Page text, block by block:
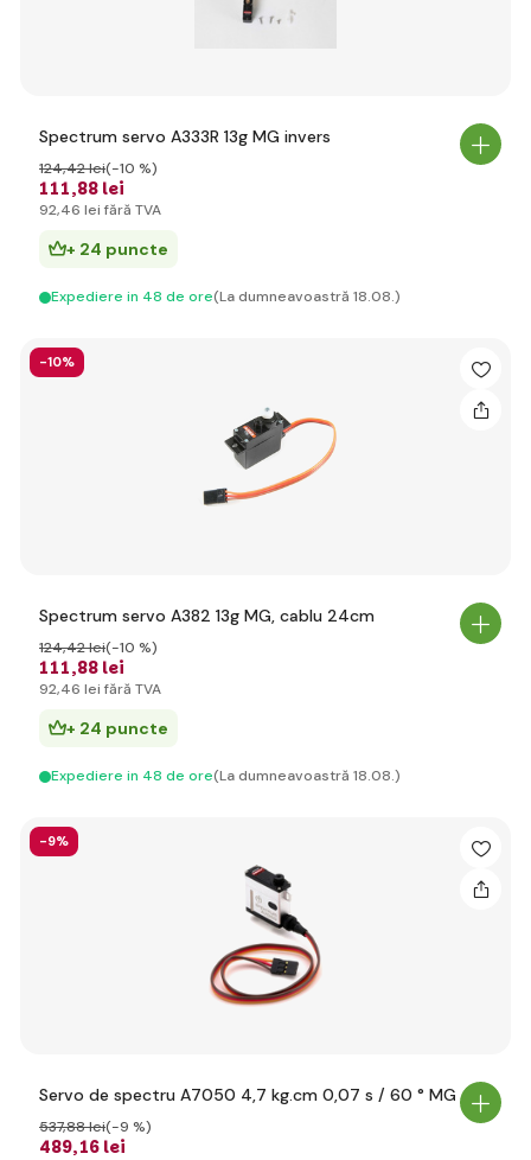
Spectrum servo A333R 13g MG invers
111,88 lei
124,42 lei(-10 %)
92,46 lei fără TVA
+ 24 puncte
Expediere in 48 de ore(La dumneavoastră 18.08.)
-10%
Spectrum servo A382 13g MG, cablu 24cm
111,88 lei
124,42 lei(-10 %)
92,46 lei fără TVA
+ 24 puncte
Expediere in 48 de ore(La dumneavoastră 18.08.)
-9%
Servo de spectru A7050 4,7 kg.cm 0,07 s / 60 ° MG
489,16 lei
537,88 lei(-9 %)